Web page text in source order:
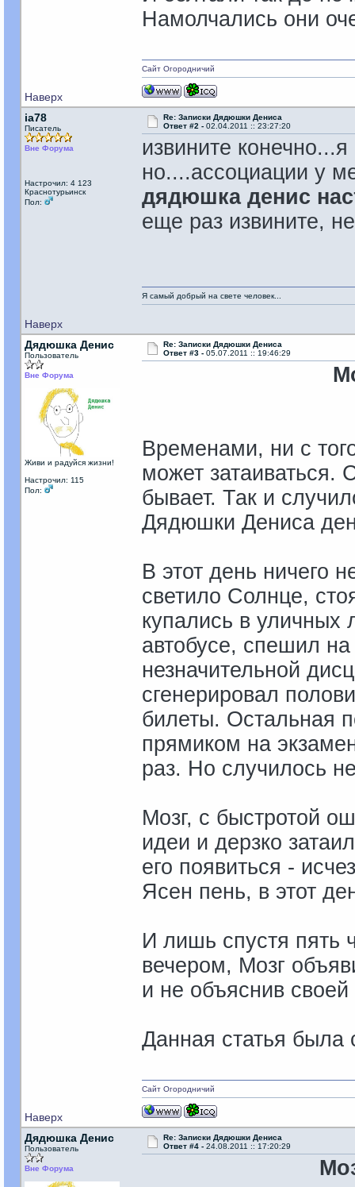
Намолчались они
Наверх
Сайт Огородничий
ia78
Писатель
Вне Форума
Настрочил: 4 123
Краснотурьинск
Пол:
Re: Записки Дядюшки Дениса
Ответ #2 - 02.04.2011 :: 23:27:20
извините
но....ассоциации у
дядюшка денис
еще раз извините,
Наверх
Я самый добрый на свете человек...
Дядюшка Денис
Пользователь
Вне Форума
Живи и радуйся жизни!
Настрочил: 115
Пол:
Re: Записки Дядюшки Дениса
Ответ #3 - 05.07.2011 :: 19:46:29
Временами, ни с
может затаиваться.
бывает. Так и
Дядюшки Дениса
В этот день ничего
светило Солнце,
купались в уличных
автобусе, спешил
незначительной
сгенерировал
билеты. Остальная
прямиком на
раз. Но случилось
Мозг, с быстротой
идеи и дерзко
его появиться -
Ясен пень, в этот
И лишь спустя пять
вечером, Мозг
и не объяснив
Данная статья была
Наверх
Сайт Огородничий
Дядюшка Денис
Пользователь
Вне Форума
Re: Записки Дядюшки Дениса
Ответ #4 - 24.08.2011 :: 17:20:29